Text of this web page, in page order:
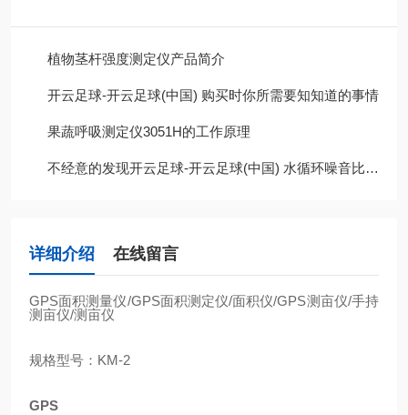
植物茎杆强度测定仪产品简介
开云足球-开云足球(中国) 购买时你所需要知知道的事情
果蔬呼吸测定仪3051H的工作原理
不经意的发现开云足球-开云足球(中国) 水循环噪音比以前大很多，这是为什么呢?
详细介绍 在线留言
GPS面积测量仪/GPS面积测定仪/面积仪/GPS测亩仪/手持
测亩仪/测亩仪
规格型号： KM-2
GPS